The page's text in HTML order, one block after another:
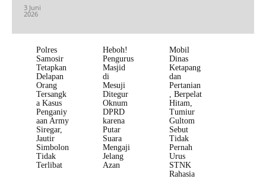
3 Juni
2026
Polres
Samosir
Tetapkan
Delapan
Orang
Tersangk
a Kasus
Penganiy
aan Army
Siregar,
Jautir
Simbolon
Tidak
Terlibat
Heboh!
Pengurus
Masjid
di
Mesuji
Ditegur
Oknum
DPRD
karena
Putar
Suara
Mengaji
Jelang
Azan
Mobil
Dinas
Ketapang
dan
Pertanian
, Berpelat
Hitam,
Tumiur
Gultom
Sebut
Tidak
Pernah
Urus
STNK
Rahasia